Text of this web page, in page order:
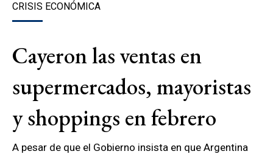
CRISIS ECONÓMICA
Cayeron las ventas en
supermercados, mayoristas
y shoppings en febrero
A pesar de que el Gobierno insista en que Argentina